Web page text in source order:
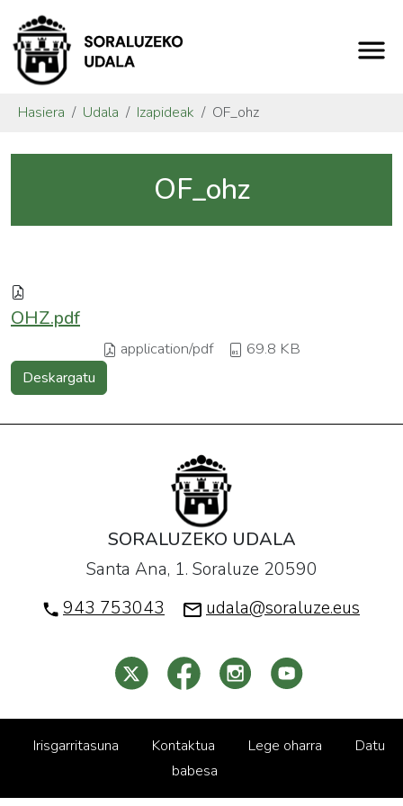
Hasiera Udala Izapideak OF_ohz
OF_ohz
OHZ.pdf
application/pdf 69.8 KB
Deskargatu
SORALUZEKO UDALA
Santa Ana, 1. Soraluze 20590
943 753043
udala@soraluze.eus
Irisgarritasuna Kontaktua Lege oharra
Datu
babesa